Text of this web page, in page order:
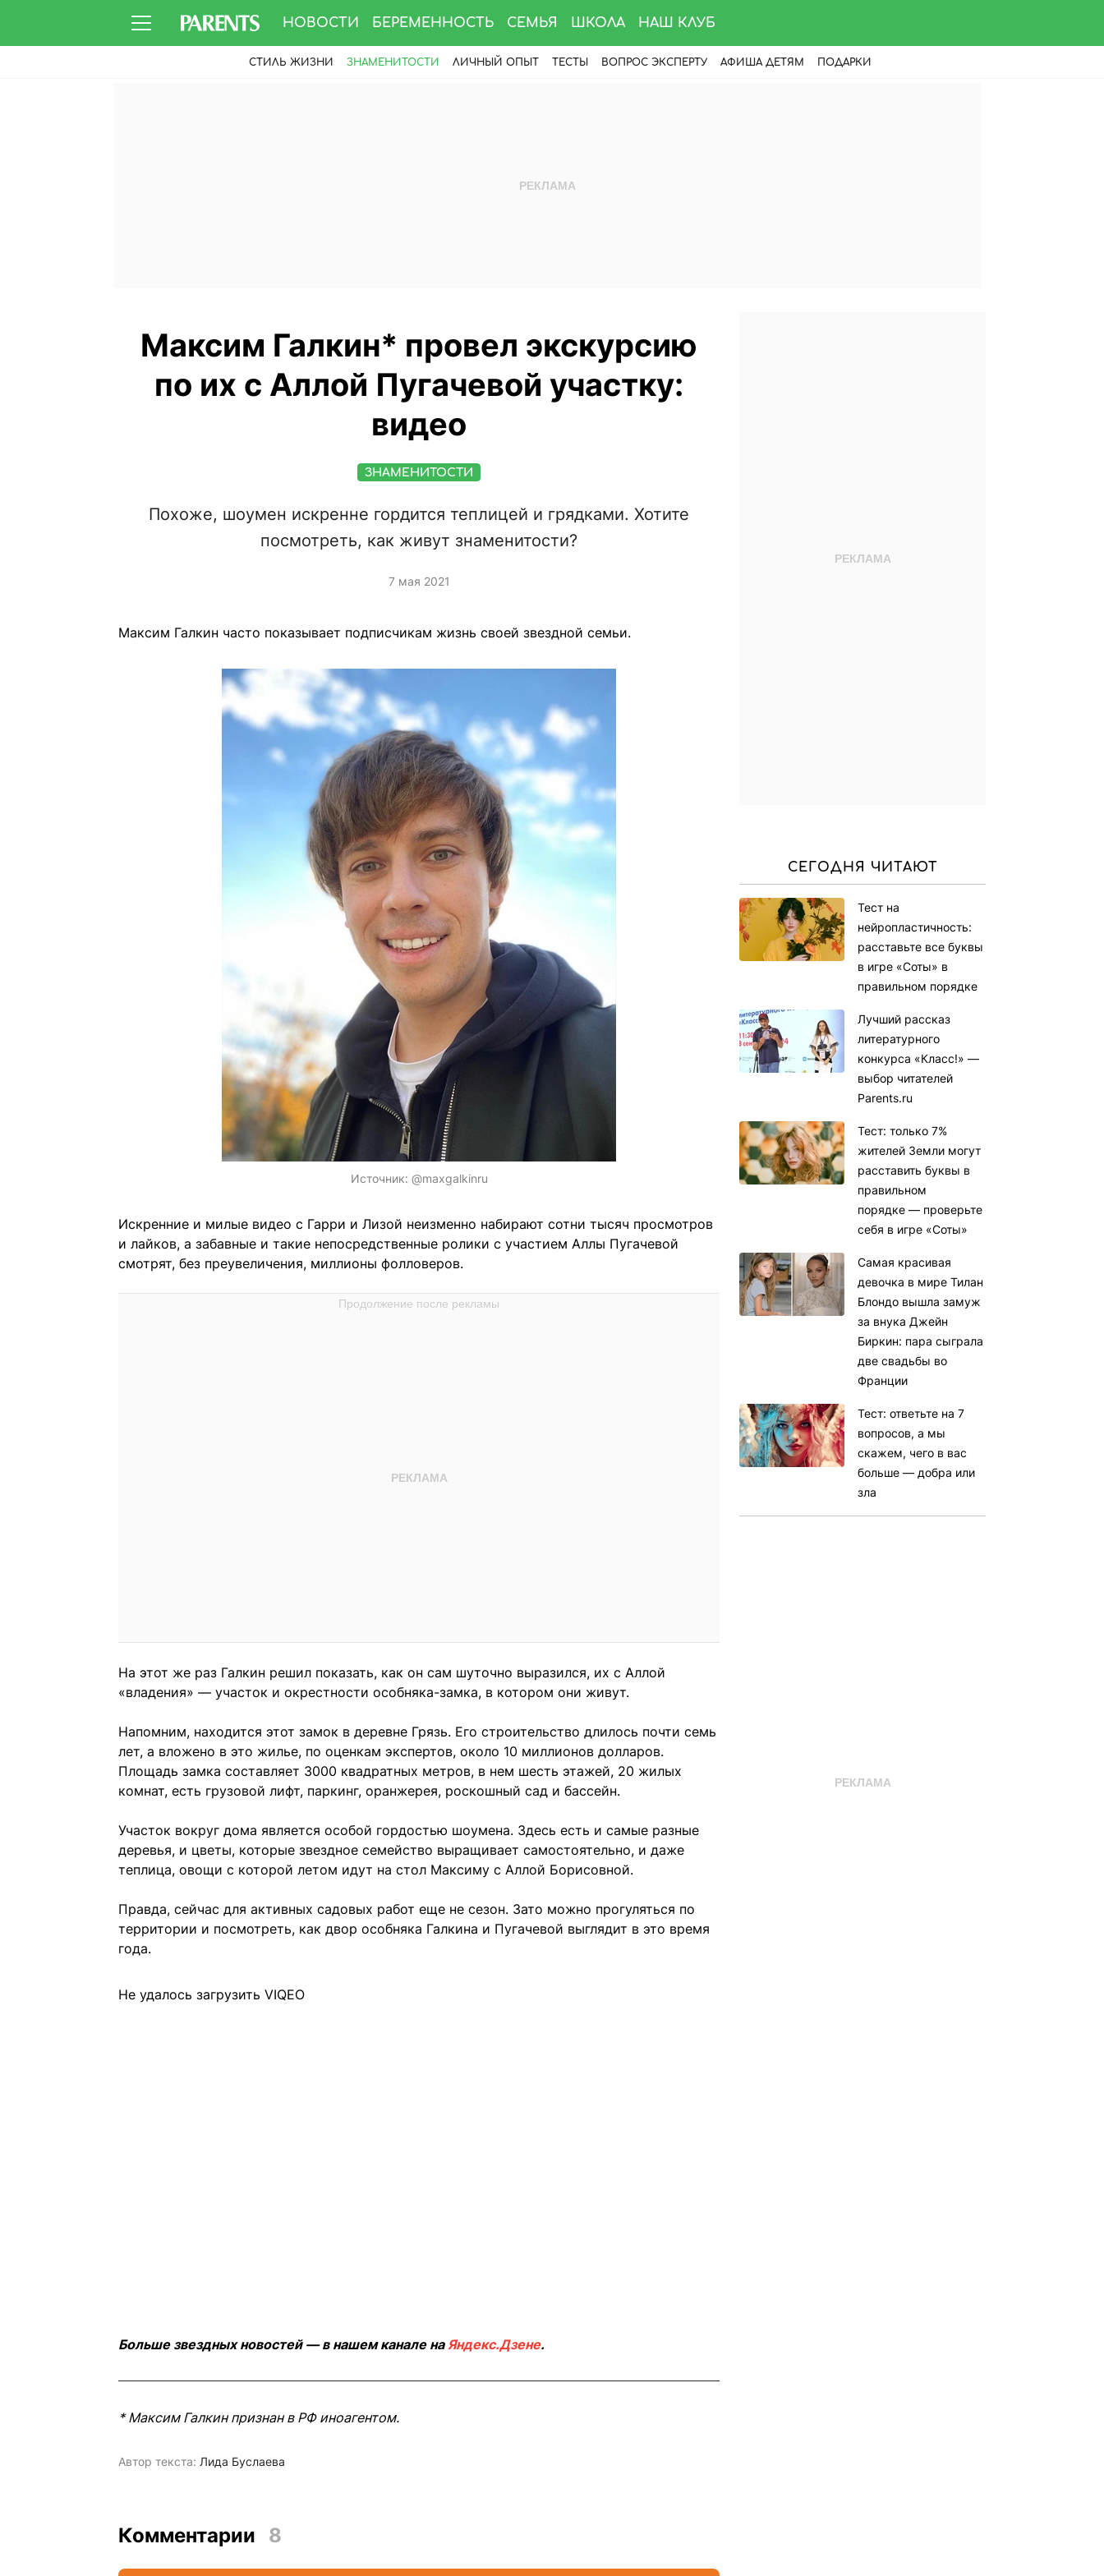
НОВОСТИ БЕРЕМЕННОСТЬ СЕМЬЯ ШКОЛА НАШ КЛУБ
СТИЛЬ ЖИЗНИ ЗНАМЕНИТОСТИ ЛИЧНЫЙ ОПЫТ ТЕСТЫ ВОПРОС ЭКСПЕРТУ АФИША ДЕТЯМ ПОДАРКИ
Максим Галкин* провел экскурсию
по их с Аллой Пугачевой участку:
видео
ЗНАМЕНИТОСТИ
Похоже, шоумен искренне гордится теплицей и грядками. Хотите
посмотреть, как живут знаменитости?
7 мая 2021
Максим Галкин часто показывает подписчикам жизнь своей звездной семьи.
Источник: @maxgalkinru
Искренние и милые видео с Гарри и Лизой неизменно набирают сотни тысяч просмотров
и лайков, а забавные и такие непосредственные ролики с участием Аллы Пугачевой
смотрят, без преувеличения, миллионы фолловеров.
На этот же раз Галкин решил показать, как он сам шуточно выразился, их с Аллой
«владения» — участок и окрестности особняка-замка, в котором они живут.
Напомним, находится этот замок в деревне Грязь. Его строительство длилось почти семь
лет, а вложено в это жилье, по оценкам экспертов, около 10 миллионов долларов.
Площадь замка составляет 3000 квадратных метров, в нем шесть этажей, 20 жилых
комнат, есть грузовой лифт, паркинг, оранжерея, роскошный сад и бассейн.
Участок вокруг дома является особой гордостью шоумена. Здесь есть и самые разные
деревья, и цветы, которые звездное семейство выращивает самостоятельно, и даже
теплица, овощи с которой летом идут на стол Максиму с Аллой Борисовной.
Правда, сейчас для активных садовых работ еще не сезон. Зато можно прогуляться по
территории и посмотреть, как двор особняка Галкина и Пугачевой выглядит в это время
года.
Не удалось загрузить VIQEO
Больше звездных новостей — в нашем канале на Яндекс.Дзене.
* Максим Галкин признан в РФ иноагентом.
Автор текста: Лида Буслаева
СЕГОДНЯ ЧИТАЮТ
Тест на
нейропластичность:
расставьте все буквы
в игре «Соты» в
правильном порядке
Лучший рассказ
литературного
конкурса «Класс!» —
выбор читателей
Parents.ru
Тест: только 7%
жителей Земли могут
расставить буквы в
правильном
порядке — проверьте
себя в игре «Соты»
Самая красивая
девочка в мире Тилан
Блондо вышла замуж
за внука Джейн
Биркин: пара сыграла
две свадьбы во
Франции
Тест: ответьте на 7
вопросов, а мы
скажем, чего в вас
больше — добра или
зла
Комментарии 8